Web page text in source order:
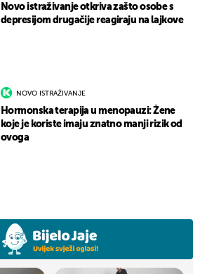
Novo istraživanje otkriva zašto osobe s
depresijom drugačije reagiraju na lajkove
NOVO ISTRAŽIVANJE
Hormonska terapija u menopauzi: Žene
koje je koriste imaju znatno manji rizik od
ovoga